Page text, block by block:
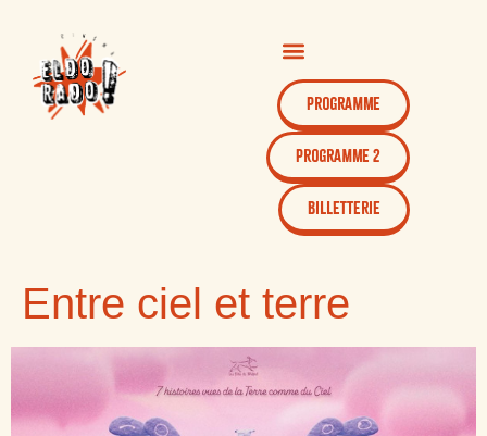
Programme
Programme 2
Billetterie
Entre ciel et terre